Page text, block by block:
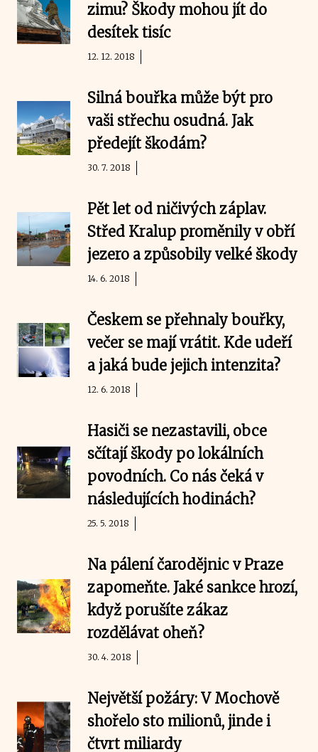
zimu? Škody mohou jít do
desítek tisíc
12. 12. 2018
Silná bouřka může být pro
vaši střechu osudná. Jak
předejít škodám?
30. 7. 2018
Pět let od ničivých záplav.
Střed Kralup proměnily v obří
jezero a způsobily velké škody
14. 6. 2018
Českem se přehnaly bouřky,
večer se mají vrátit. Kde udeří
a jaká bude jejich intenzita?
12. 6. 2018
Hasiči se nezastavili, obce
sčítají škody po lokálních
povodních. Co nás čeká v
následujících hodinách?
25. 5. 2018
Na pálení čarodějnic v Praze
zapomeňte. Jaké sankce hrozí,
když porušíte zákaz
rozdělávat oheň?
30. 4. 2018
Největší požáry: V Mochově
shořelo sto milionů, jinde i
čtvrt miliardy